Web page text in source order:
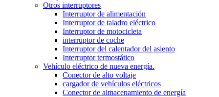
Otros interruptores
Interruptor de alimentación
Interruptor de taladro eléctrico
Interruptor de motocicleta
interruptor de coche
Interruptor del calentador del asiento
Interruptor termostático
Vehículo eléctrico de nueva energía.
Conector de alto voltaje
cargador de vehículos eléctricos
Conector de almacenamiento de energía